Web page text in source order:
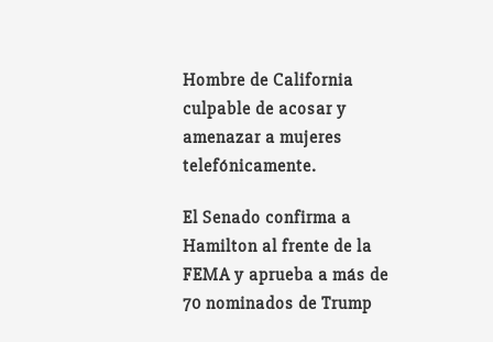
Hombre de California
culpable de acosar y
amenazar a mujeres
telefónicamente.
El Senado confirma a
Hamilton al frente de la
FEMA y aprueba a más de
70 nominados de Trump